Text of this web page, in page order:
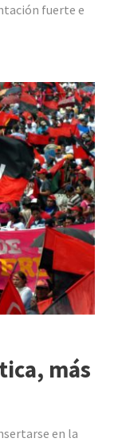
fuerte e
más
en la